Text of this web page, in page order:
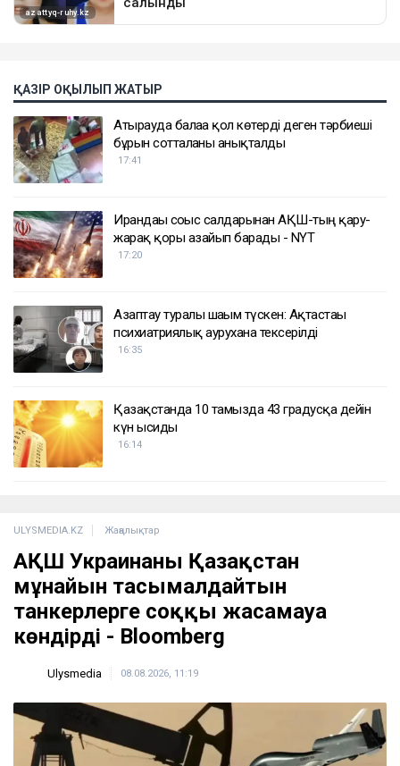
ҚАЗІР ОҚЫЛЫП ЖАТЫР
Атырауда балаға қол көтерді деген тәрбиеші
бұрын сотталғаны анықталды
17:41
Ирандағы соғыс салдарынан АҚШ-тың қару-
жарақ қоры азайып барады - NYT
17:20
Азаптау туралы шағым түскен: Ақтастағы
психиатриялық аурухана тексерілді
16:35
Қазақстанда 10 тамызда 43 градусқа дейін
күн ысиды
16:14
ULYSMEDIA.KZ Жаңалықтар
АҚШ Украинаны Қазақстан
мұнайын тасымалдайтын
танкерлерге соққы жасамауға
көндірді - Bloomberg
Ulysmedia 08.08.2026, 11:19